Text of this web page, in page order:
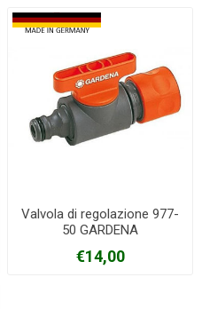
Valvola di regolazione 977-
50 GARDENA
€14,00